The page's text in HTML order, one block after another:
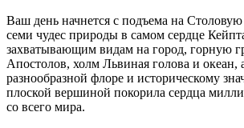
Ваш день начнется с подъема на
семи чудес природы в самом сердце
захватывающим видам на город, горную
Апостолов, холм Львиная голова и океан,
разнообразной флоре и историческому
плоской вершиной покорила сердца
со всего мира.